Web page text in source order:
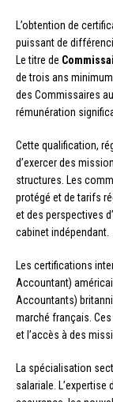
L’obtention de
puissant de
Le titre de
de trois ans
des Commissaires
rémunération
Cette qualification,
d’exercer des
structures. Les
protégé et de tarifs
et des perspectives
cabinet indépendant.
Les certifications
Accountant)
Accountants)
marché français.
et l’accès à des
La spécialisation
salariale.